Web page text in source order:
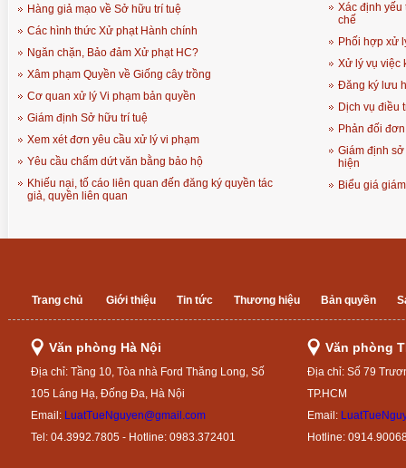
Hàng giả mạo về Sở hữu trí tuệ
Các hình thức Xử phạt Hành chính
Ngăn chặn, Bảo đảm Xử phạt HC?
Xâm phạm Quyền về Giống cây trồng
Cơ quan xử lý Vi phạm bản quyền
Giám định Sở hữu trí tuệ
Xem xét đơn yêu cầu xử lý vi phạm
Yêu cầu chấm dứt văn bằng bảo hộ
Khiếu nại, tố cáo liên quan đến đăng ký quyền tác
giả, quyền liên quan
Xác định yếu
chế
Phối hợp xử
Xử lý vụ việc
Đăng ký lưu
Dịch vụ điều
Phản đối
Giám định
hiện
Biểu giá
Trang chủ Giới thiệu Tin tức Thương hiệu Bản quyền
Văn phòng Hà Nội
Địa chỉ: Tầng 10, Tòa nhà Ford Thăng Long, Số
105 Láng Hạ, Đống Đa, Hà Nội
Email: LuatTueNguyen@gmail.com
Tel: 04.3992.7805 - Hotline: 0983.372401
Văn phòng
Địa chỉ: Số 79
TP.HCM
Email:
Hotline: